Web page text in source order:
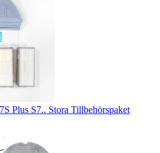
Plus S7.. Stora Tillbehörspaket